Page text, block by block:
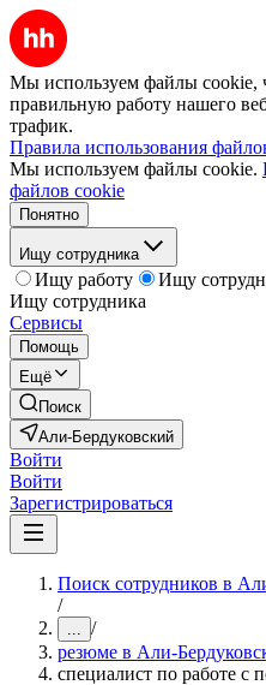
Мы используем файлы cookie,
правильную работу нашего
трафик.
Правила использования
Мы используем файлы cookie.
файлов cookie
Понятно
Ищу сотрудника
Ищу работу
Ищу
Ищу сотрудника
Сервисы
Помощь
Ещё
Поиск
Али-Бердуковский
Войти
Войти
Зарегистрироваться
Поиск сотрудников в
/
... /
резюме в Али-
специалист по работе с